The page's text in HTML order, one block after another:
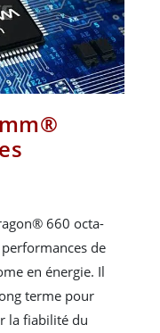
660 octa-
de
en énergie. Il
terme pour
la fiabilité du